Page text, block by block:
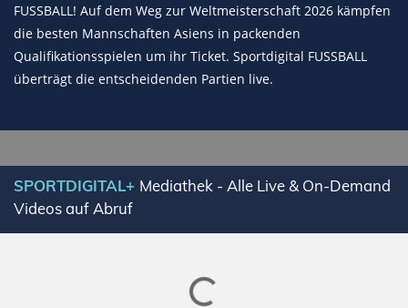
FUSSBALL! Auf dem Weg zur Weltmeisterschaft 2026 kämpfen
die besten Mannschaften Asiens in packenden
Qualifikationsspielen um ihr Ticket. Sportdigital FUSSBALL
überträgt die entscheidenden Partien live.
SPORTDIGITAL+ Mediathek - Alle Live & On-Demand
Videos auf Abruf
Lade SPORTDIGITAL+ Mediathek